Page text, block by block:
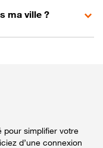
ma ville ?
pour simplifier votre
d’une connexion